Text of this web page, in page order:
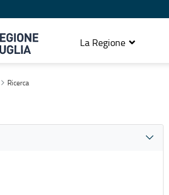
La Regione
Ricerca